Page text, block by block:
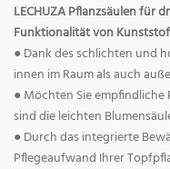
LECHUZA Pflanzsäulen für
Funktionalität von
● Dank des schlichten und
innen im Raum als auch
● Möchten Sie
sind die leichten
● Durch das integrierte
Pflegeaufwand Ihrer